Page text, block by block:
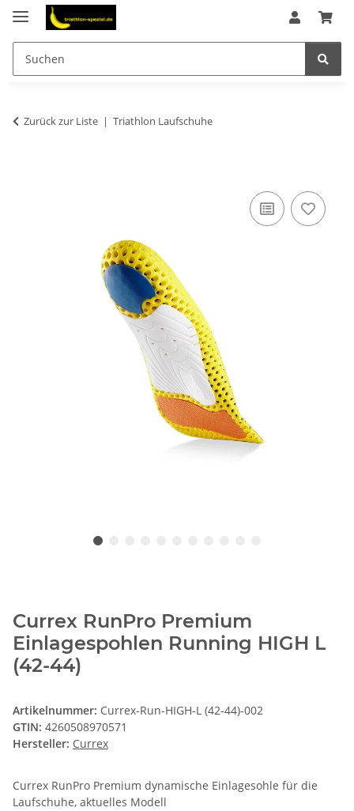
Zurück zur Liste Triathlon Laufschuhe
Currex RunPro Premium
Einlagespohlen Running HIGH L
(42-44)
Artikelnummer: Currex-Run-HIGH-L (42-44)-002
GTIN: 4260508970571
Hersteller: Currex
Currex RunPro Premium dynamische Einlagesohle für die
Laufschuhe, aktuelles Modell